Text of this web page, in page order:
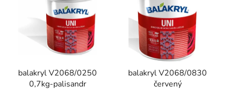
balakryl V2068/0250
0,7kg-palisandr
balakryl V2068/0830
červený